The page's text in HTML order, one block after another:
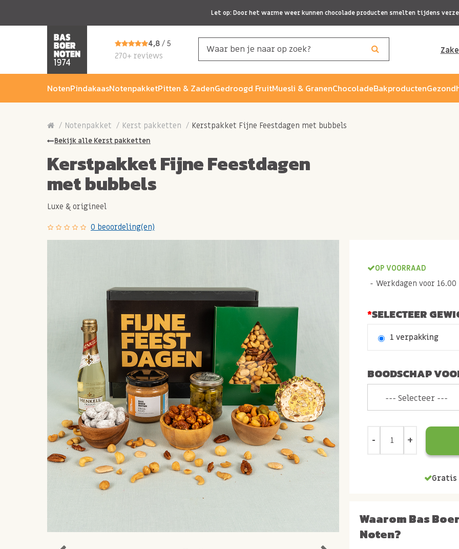
Let op: Door het warme weer kunnen chocolade producten smelten tijdens
4,8/ 5
270+ reviews
NotenPindakaasNotenpakketPitten & ZadenGedroogd FruitMuesli & GranenChocoladeBakproducten
Notenpakket Kerst pakketten Kerstpakket Fijne Feestdagen met bubbels
Bekijk alle Kerst pakketten
Kerstpakket Fijne Feestdagen
met bubbels
Luxe & origineel
0 beoordeling(en)
OP VOORRAAD
Werkdagen voor
SELECTEER
1 verpakking
BOODSCHAP
Gratis
Waarom Bas
Noten?